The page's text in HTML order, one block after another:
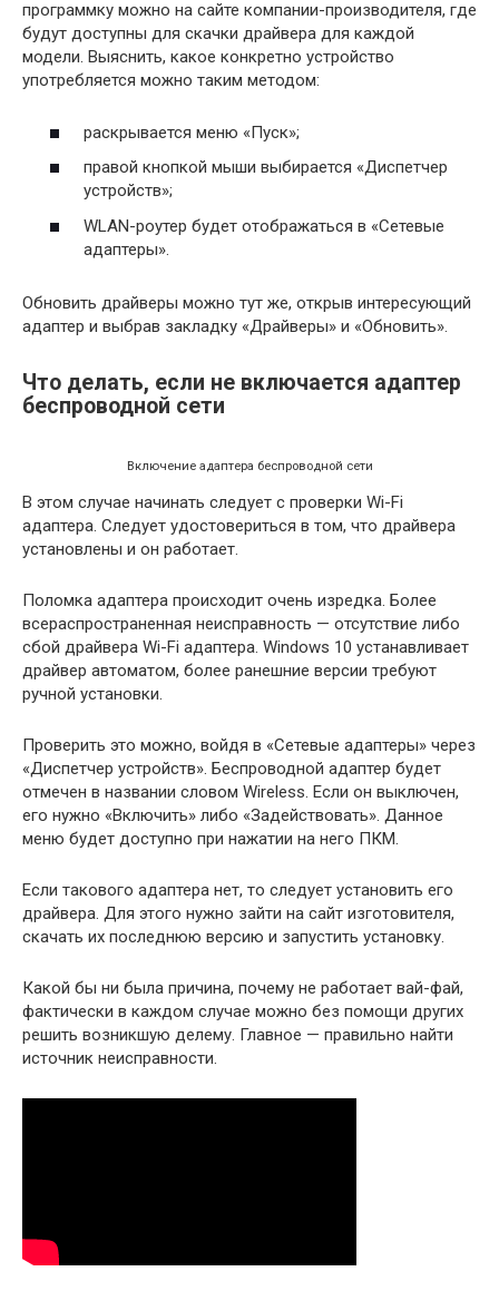
программку можно на сайте компании-производителя, где
будут доступны для скачки драйвера для каждой
модели. Выяснить, какое конкретно устройство
употребляется можно таким методом:
раскрывается меню «Пуск»;
правой кнопкой мыши выбирается «Диспетчер
устройств»;
WLAN-роутер будет отображаться в «Сетевые
адаптеры».
Обновить драйверы можно тут же, открыв интересующий
адаптер и выбрав закладку «Драйверы» и «Обновить».
Что делать, если не включается адаптер
беспроводной сети
Включение адаптера беспроводной сети
В этом случае начинать следует с проверки Wi-Fi
адаптера. Следует удостовериться в том, что драйвера
установлены и он работает.
Поломка адаптера происходит очень изредка. Более
всераспространенная неисправность — отсутствие либо
сбой драйвера Wi-Fi адаптера. Windows 10 устанавливает
драйвер автоматом, более ранешние версии требуют
ручной установки.
Проверить это можно, войдя в «Сетевые адаптеры» через
«Диспетчер устройств». Беспроводной адаптер будет
отмечен в названии словом Wireless. Если он выключен,
его нужно «Включить» либо «Задействовать». Данное
меню будет доступно при нажатии на него ПКМ.
Если такового адаптера нет, то следует установить его
драйвера. Для этого нужно зайти на сайт изготовителя,
скачать их последнюю версию и запустить установку.
Какой бы ни была причина, почему не работает вай-фай,
фактически в каждом случае можно без помощи других
решить возникшую делему. Главное — правильно найти
источник неисправности.